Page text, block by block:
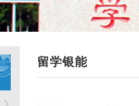
留学银能